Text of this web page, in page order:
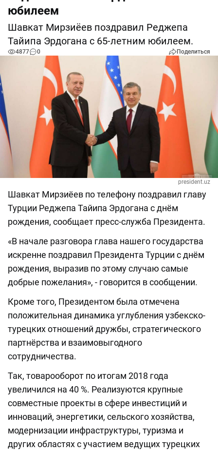
юбилеем
Шавкат Мирзиёев поздравил Реджепа
Тайипа Эрдогана с 65-летним юбилеем.
4877 0 Поделиться
president.uz
Шавкат Мирзиёев по телефону поздравил главу
Турции Реджепа Тайипа Эрдогана с днём
рождения, сообщает пресс-служба Президента.
«В начале разговора глава нашего государства
искренне поздравил Президента Турции с днём
рождения, выразив по этому случаю самые
добрые пожелания», - говорится в сообщении.
Кроме того, Президентом была отмечена
положительная динамика углубления узбекско-
турецких отношений дружбы, стратегического
партнёрства и взаимовыгодного
сотрудничества.
Так, товарооборот по итогам 2018 года
увеличился на 40 %. Реализуются крупные
совместные проекты в сфере инвестиций и
инноваций, энергетики, сельского хозяйства,
модернизации инфраструктуры, туризма и
других областях с участием ведущих турецких